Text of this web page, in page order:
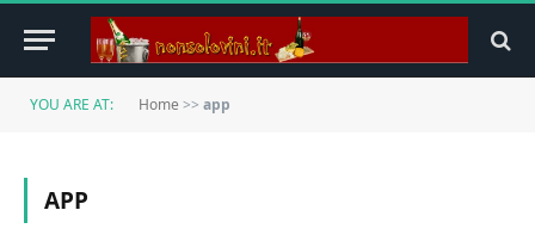
YOU ARE AT: Home >> app
APP